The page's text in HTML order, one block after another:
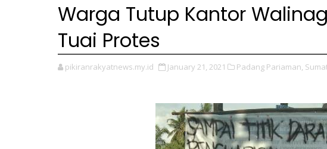
Warga Tutup Kantor
Tuai Protes
pikiranrakyatnews.my.id January 21, 2021 Padang Pariaman,